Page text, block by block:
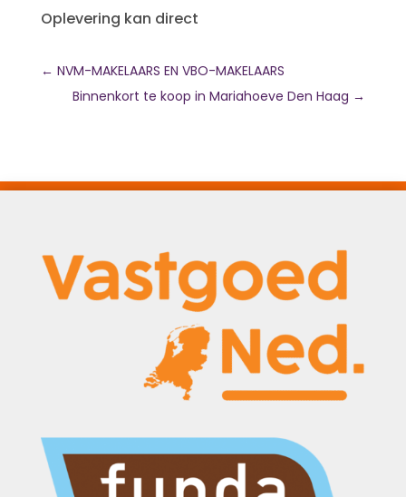
Oplevering kan direct
← NVM-MAKELAARS EN VBO-MAKELAARS
Binnenkort te koop in Mariahoeve Den Haag →